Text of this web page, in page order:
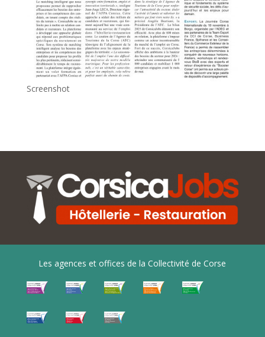
Screenshot
Les agences et offices de la Collectivité de Corse